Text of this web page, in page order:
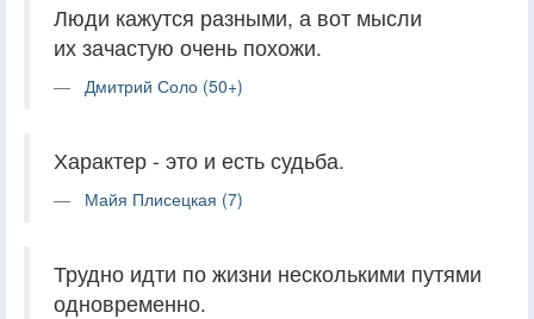
Люди кажутся разными, а вот мысли
их зачастую очень похожи.
Дмитрий Соло (50+)
Характер - это и есть судьба.
Майя Плисецкая (7)
Трудно идти по жизни несколькими путями
одновременно.